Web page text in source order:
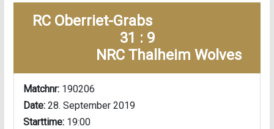
RC Oberriet-Grabs
31 : 9
NRC Thalheim Wolves
Matchnr: 190206
Date: 28. September 2019
Starttime: 19:00